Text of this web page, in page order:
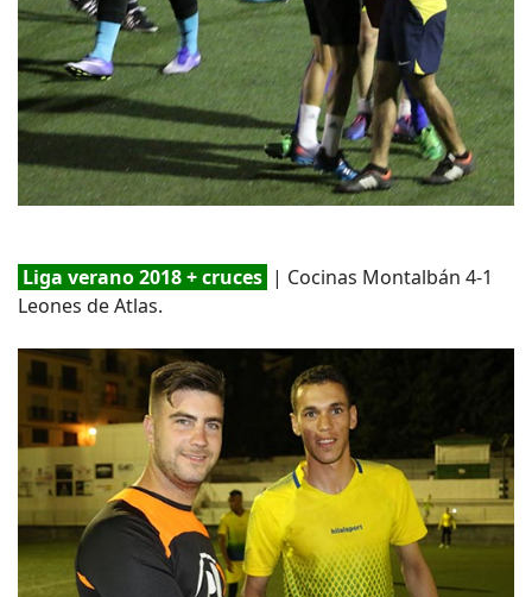
Liga verano 2018 + cruces | Cocinas Montalbán 4-1
Leones de Atlas.